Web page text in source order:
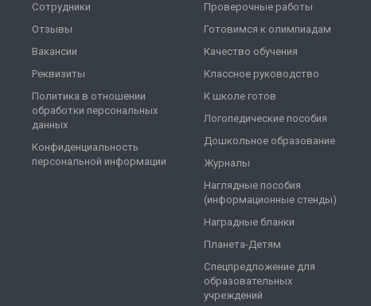
Сотрудники
Отзывы
Вакансии
Реквизиты
Политика в отношении
обработки персональных
данных
Конфиденциальность
персональной информации
Проверочные работы
Готовимся к олимпиадам
Качество обучения
Классное руководство
К школе готов
Логопедические пособия
Дошкольное образование
Журналы
Наглядные пособия
(информационные стенды)
Наградные бланки
Планета-Детям
Спецпредложение для
образовательных
учреждений